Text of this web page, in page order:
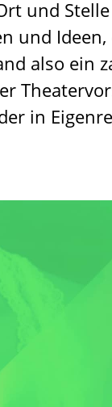
und
und
also ein
in